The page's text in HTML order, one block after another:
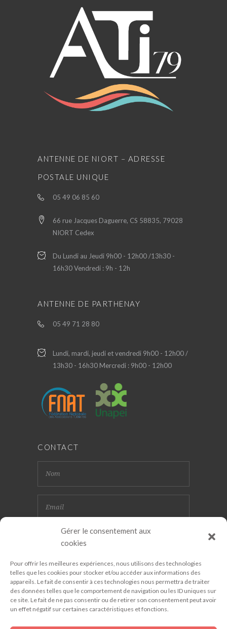
Gérer le consentement aux
cookies
Pour offrir les meilleures expériences, nous utilisons des technologies
telles que les cookies pour stocker et/ou accéder aux informations des
appareils. Le fait de consentir à ces technologies nous permettra de traiter
des données telles que le comportement de navigation ou les ID uniques sur
ce site. Le fait de ne pas consentir ou de retirer son consentement peut avoir
un effet négatif sur certaines caractéristiques et fonctions.
ANTENNE DE NIORT – ADRESSE
POSTALE UNIQUE
05 49 06 85 60
66 rue Jacques Daguerre, CS 58835, 79028
NIORT Cedex
Du Lundi au Jeudi 9h00 - 12h00 /13h30 -
16h30 Vendredi : 9h - 12h
ANTENNE DE PARTHENAY
05 49 71 28 80
Lundi, mardi, jeudi et vendredi 9h00 - 12h00 /
13h30 - 16h30 Mercredi : 9h00 - 12h00
CONTACT